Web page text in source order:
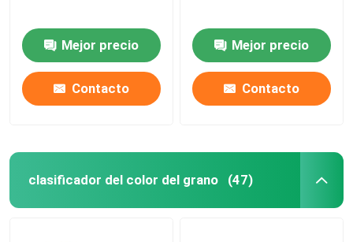
Mejor precio
Contacto
Mejor precio
Contacto
clasificador del color del grano (47)